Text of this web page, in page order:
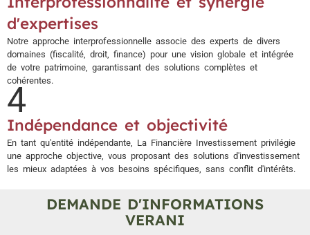
d'expertises
Notre approche interprofessionnelle associe des experts de divers
domaines (fiscalité, droit, finance) pour une vision globale et intégrée
de votre patrimoine, garantissant des solutions complètes et
cohérentes.
4
Indépendance et objectivité
En tant qu'entité indépendante, La Financière Investissement privilégie
une approche objective, vous proposant des solutions d'investissement
les mieux adaptées à vos besoins spécifiques, sans conflit d'intérêts.
DEMANDE D'INFORMATIONS
VERANI